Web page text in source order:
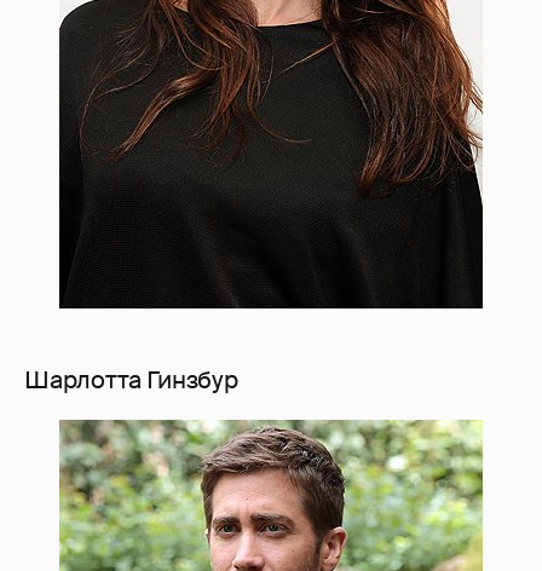
Шарлотта Гинзбур